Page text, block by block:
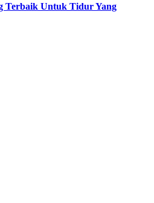
Terbaik Untuk Tidur Yang